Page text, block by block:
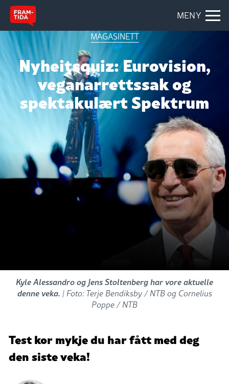
MENY
MAGASINETT
Nyheitsquiz: Eurovision,
veganarrettssak og
spektakulært Spektrum
Kyle Alessandro og Jens Stoltenberg har vore aktuelle
denne veka. | Foto: Terje Bendiksby / NTB og Cornelius
Poppe / NTB
Test kor mykje du har fått med deg
den siste veka!